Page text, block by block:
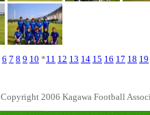
6 7 8 9 10 *11 12 13 14 15 16 17 18 19
Copyright 2006 Kagawa Football